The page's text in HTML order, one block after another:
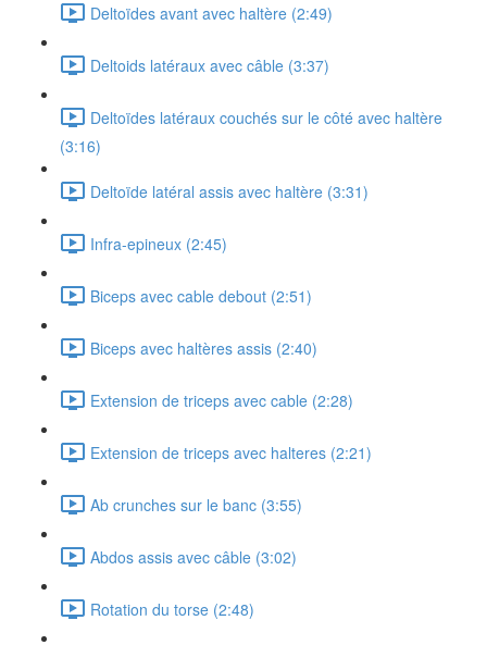
Deltoïdes avant avec haltère (2:49)
Deltoids latéraux avec câble (3:37)
Deltoïdes latéraux couchés sur le côté avec haltère
(3:16)
Deltoïde latéral assis avec haltère (3:31)
Infra-epineux (2:45)
Biceps avec cable debout (2:51)
Biceps avec haltères assis (2:40)
Extension de triceps avec cable (2:28)
Extension de triceps avec halteres (2:21)
Ab crunches sur le banc (3:55)
Abdos assis avec câble (3:02)
Rotation du torse (2:48)